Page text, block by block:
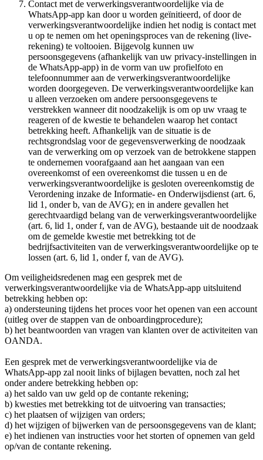
Contact met de verwerkingsverantwoordelijke via de
WhatsApp-app kan door u worden geïnitieerd, of door de
verwerkingsverantwoordelijke indien het nodig is contact met
u op te nemen om het openingsproces van de rekening (live-
rekening) te voltooien. Bijgevolg kunnen uw
persoonsgegevens (afhankelijk van uw privacy-instellingen in
de WhatsApp-app) in de vorm van uw profielfoto en
telefoonnummer aan de verwerkingsverantwoordelijke
worden doorgegeven. De verwerkingsverantwoordelijke kan
u alleen verzoeken om andere persoonsgegevens te
verstrekken wanneer dit noodzakelijk is om op uw vraag te
reageren of de kwestie te behandelen waarop het contact
betrekking heeft. Afhankelijk van de situatie is de
rechtsgrondslag voor de gegevensverwerking de noodzaak
van de verwerking om op verzoek van de betrokkene stappen
te ondernemen voorafgaand aan het aangaan van een
overeenkomst of een overeenkomst die tussen u en de
verwerkingsverantwoordelijke is gesloten overeenkomstig de
Verordening inzake de Informatie- en Onderwijsdienst (art. 6,
lid 1, onder b, van de AVG); en in andere gevallen het
gerechtvaardigd belang van de verwerkingsverantwoordelijke
(art. 6, lid 1, onder f, van de AVG), bestaande uit de noodzaak
om de gemelde kwestie met betrekking tot de
bedrijfsactiviteiten van de verwerkingsverantwoordelijke op te
lossen (art. 6, lid 1, onder f, van de AVG).
Om veiligheidsredenen mag een gesprek met de
verwerkingsverantwoordelijke via de WhatsApp-app uitsluitend
betrekking hebben op:
a) ondersteuning tijdens het proces voor het openen van een account
(uitleg over de stappen van de onboardingprocedure);
b) het beantwoorden van vragen van klanten over de activiteiten van
OANDA.
Een gesprek met de verwerkingsverantwoordelijke via de
WhatsApp-app zal nooit links of bijlagen bevatten, noch zal het
onder andere betrekking hebben op:
a) het saldo van uw geld op de contante rekening;
b) kwesties met betrekking tot de uitvoering van transacties;
c) het plaatsen of wijzigen van orders;
d) het wijzigen of bijwerken van de persoonsgegevens van de klant;
e) het indienen van instructies voor het storten of opnemen van geld
op/van de contante rekening.